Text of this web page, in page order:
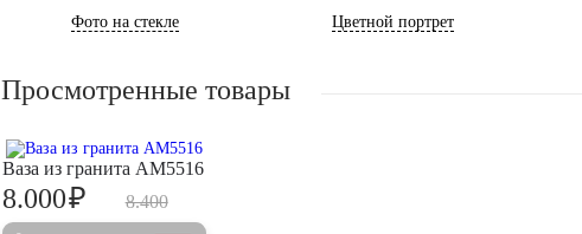
Фото на стекле Цветной портрет
Просмотренные товары
Ваза из гранита AM5516
8.400
8.000₽